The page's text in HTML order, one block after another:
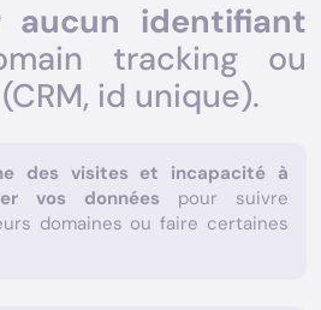
aucun identifiant
tracking ou
id unique).
des visites et incapacité à
vos données pour suivre
domaines ou faire certaines